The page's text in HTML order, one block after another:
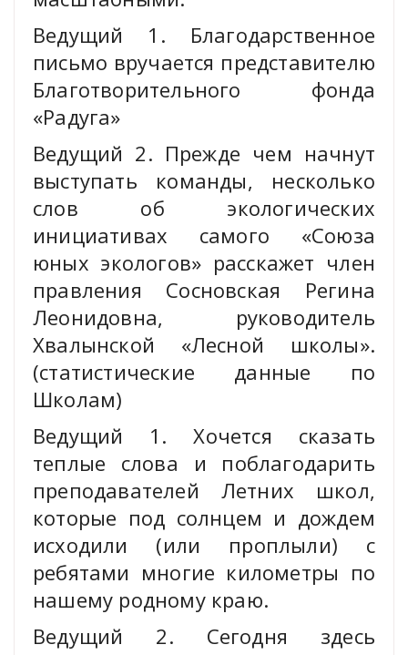
Ведущий 1. Благодарственное
письмо вручается представителю
Благотворительного фонда
«Радуга»
Ведущий 2. Прежде чем начнут
выступать команды, несколько
слов об экологических
инициативах самого «Союза
юных экологов» расскажет член
правления Сосновская Регина
Леонидовна, руководитель
Хвалынской «Лесной школы».
(статистические данные по
Школам)
Ведущий 1. Хочется сказать
теплые слова и поблагодарить
преподавателей Летних школ,
которые под солнцем и дождем
исходили (или проплыли) с
ребятами многие километры по
нашему родному краю.
Ведущий 2. Сегодня здесь